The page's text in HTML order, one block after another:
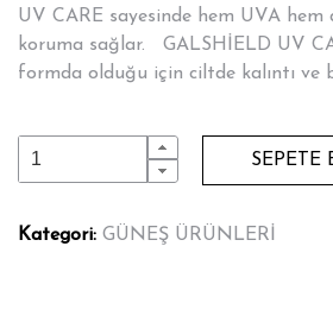
UV CARE sayesinde hem UVA hem
koruma sağlar. GALSHİELD UV
formda olduğu için ciltde kalıntı ve
SEPETE
Kategori: GÜNEŞ ÜRÜNLERİ